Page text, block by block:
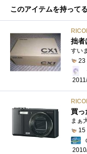
このアイテムを持って
拙者
23
買っ
まぁ
15